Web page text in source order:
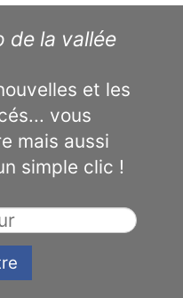
de la vallée
et les
vous
mais aussi
simple clic !